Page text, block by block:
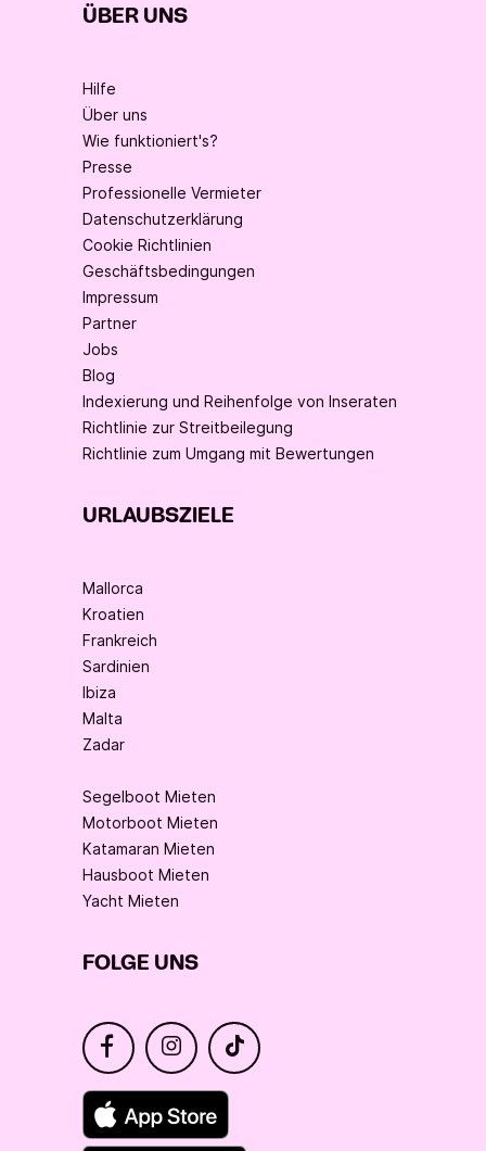
ÜBER UNS
Hilfe
Über uns
Wie funktioniert's?
Presse
Professionelle Vermieter
Datenschutzerklärung
Cookie Richtlinien
Geschäftsbedingungen
Impressum
Partner
Jobs
Blog
Indexierung und Reihenfolge von Inseraten
Richtlinie zur Streitbeilegung
Richtlinie zum Umgang mit Bewertungen
URLAUBSZIELE
Mallorca
Kroatien
Frankreich
Sardinien
Ibiza
Malta
Zadar
Segelboot Mieten
Motorboot Mieten
Katamaran Mieten
Hausboot Mieten
Yacht Mieten
FOLGE UNS